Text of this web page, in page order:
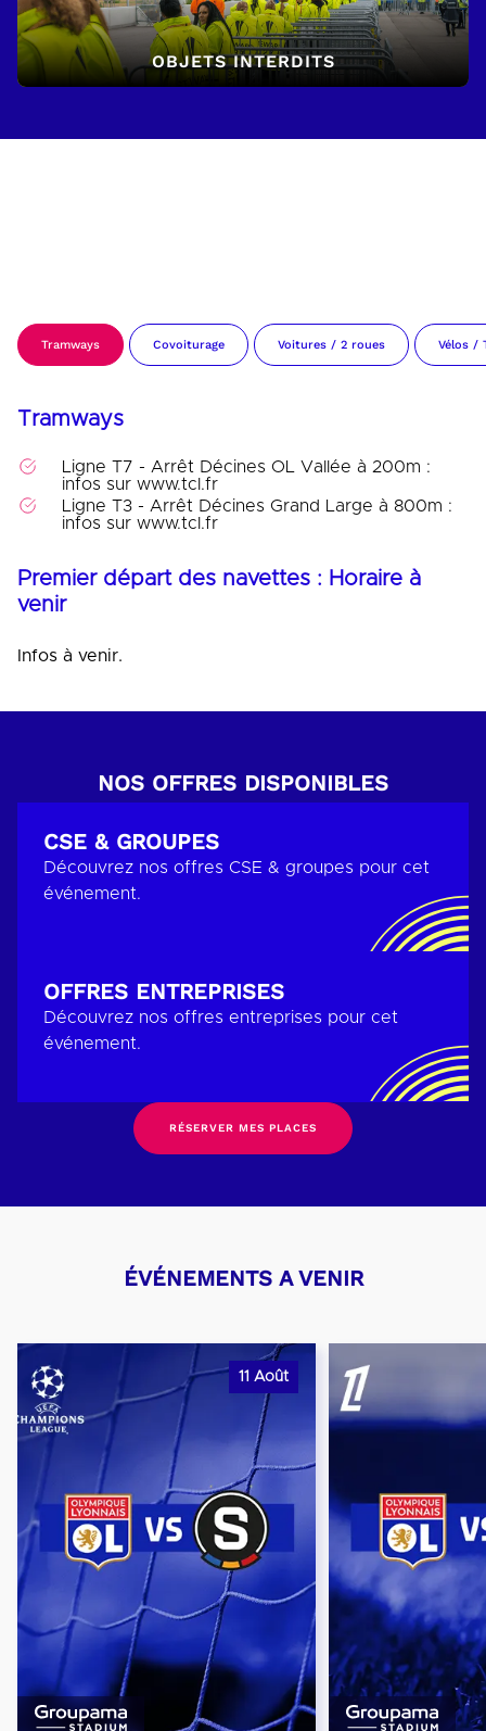
OBJETS INTERDITS
Tramways Covoiturage Voitures / 2 roues Vélos /
Tramways
Ligne T7 - Arrêt Décines OL Vallée à 200m :
infos sur www.tcl.fr
Ligne T3 - Arrêt Décines Grand Large à 800m :
infos sur www.tcl.fr
Premier départ des navettes : Horaire à
venir
Infos à venir.
NOS OFFRES DISPONIBLES
CSE & GROUPES
Découvrez nos offres CSE & groupes pour cet
événement.
OFFRES ENTREPRISES
Découvrez nos offres entreprises pour cet
événement.
RÉSERVER MES PLACES
ÉVÉNEMENTS A VENIR
11 Août